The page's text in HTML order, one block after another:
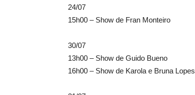
24/07
15h00 – Show de Fran Monteiro
30/07
13h00 – Show de Guido Bueno
16h00 – Show de Karola e Bruna Lopes